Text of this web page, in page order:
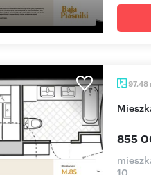
97,48
855
10